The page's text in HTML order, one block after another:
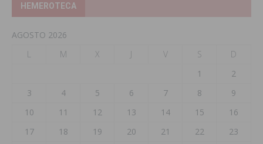
HEMEROTECA
AGOSTO 2026
L
M X J V S
D
1
2
3
4 5 6 7 8
9
10
11 12 13 14 15
16
17
18 19 20 21 22
23